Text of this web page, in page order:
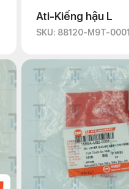
Ati-Kiếng hậu L
SKU: 88120-M9T-0001